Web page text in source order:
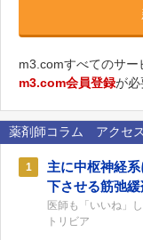
m3.comすべてのサー
m3.com会員登録が必
薬剤師コラム アクセ
1
主に中枢神経
下させる筋弛緩
医師も「いいね」
トリビア